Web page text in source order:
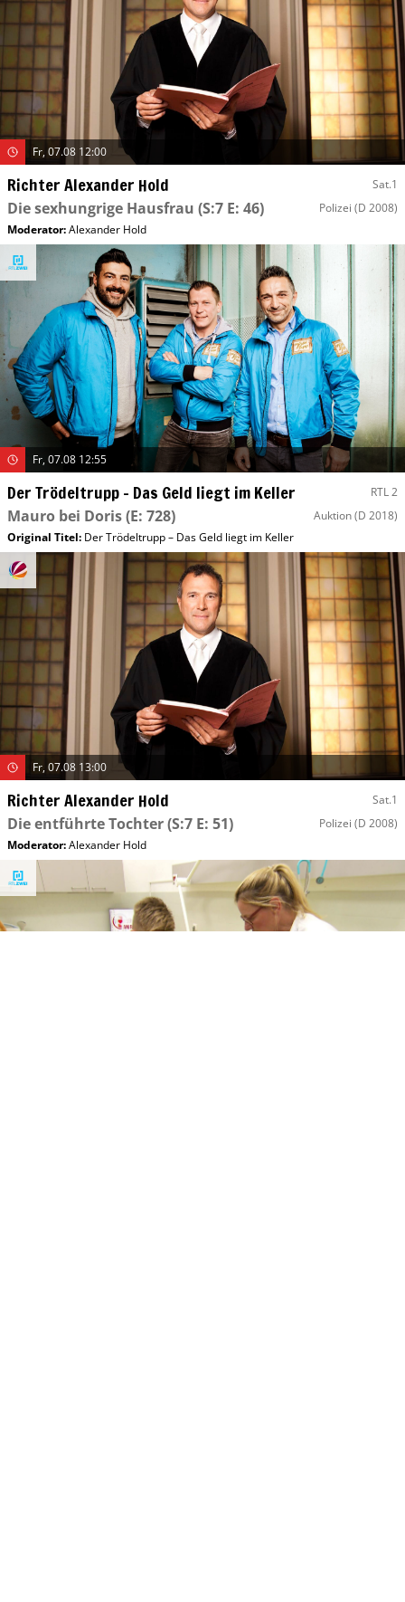
Fr, 07.08 12:00
Richter Alexander Hold Sat.1
Die sexhungrige Hausfrau (S:7 E: 46) Polizei (D 2008)
Moderator:Alexander Hold
Fr, 07.08 12:55
Der Trödeltrupp – Das Geld liegt im Keller RTL 2
Mauro bei Doris(E: 728) Auktion(D 2018)
Original Titel: Der Trödeltrupp – Das Geld liegt im Keller
Fr, 07.08 13:00
Richter Alexander Hold Sat.1
Die entführte Tochter(S:7 E: 51) Polizei (D 2008)
Moderator:Alexander Hold